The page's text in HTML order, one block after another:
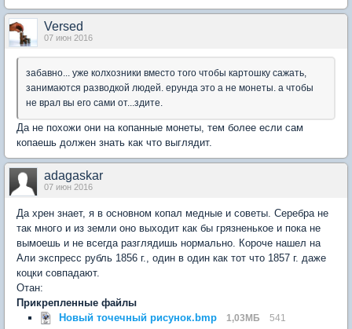
Versed
07 июн 2016
забавно... уже колхозники вместо того чтобы картошку сажать,
занимаются разводкой людей. ерунда это а не монеты. а чтобы
не врал вы его сами от...здите.
Да не похожи они на копанные монеты, тем более если сам
копаешь должен знать как что выглядит.
adagaskar
07 июн 2016
Да хрен знает, я в основном копал медные и советы. Серебра не
так много и из земли оно выходит как бы грязненькое и пока не
вымоешь и не всегда разглядишь нормально. Короче нашел на
Али экспресс рубль 1856 г., один в один как тот что 1857 г. даже
коцки совпадают.
Отан:
Прикрепленные файлы
Новый точечный рисунок.bmp
1,03МБ
541